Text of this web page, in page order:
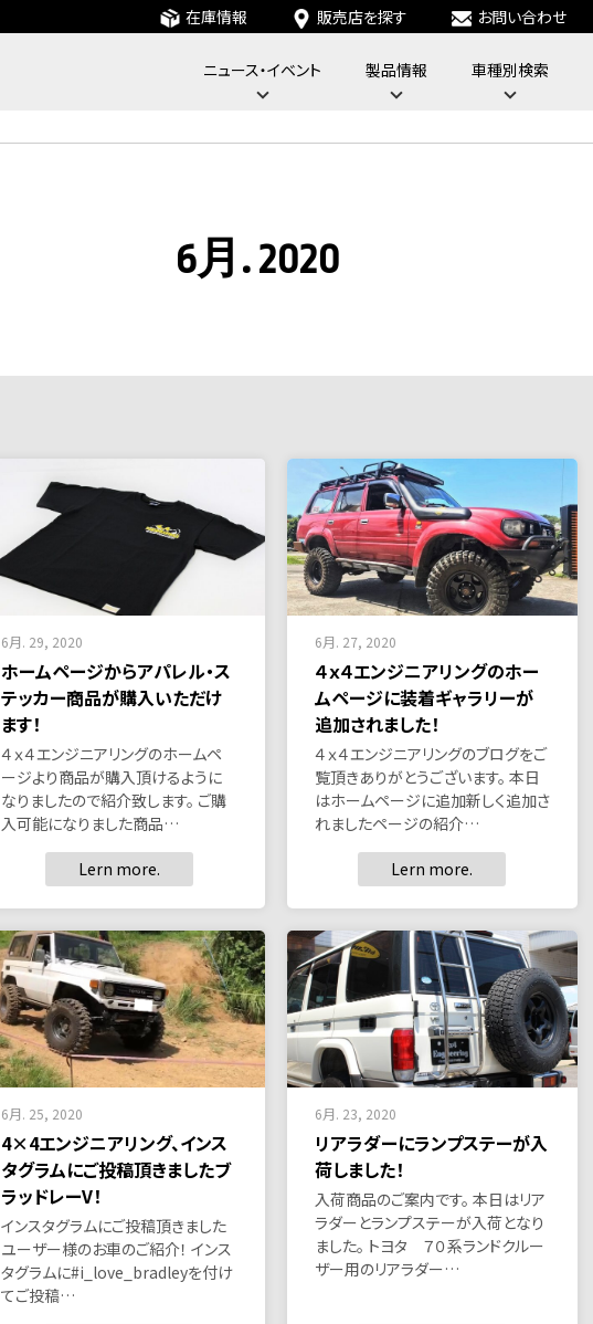
ニュース・イベント 製品情報 車種別検索
在庫情報 販売店を探す お問い合わせ
6月. 2020
6月. 29, 2020
ホームページからアパレル・ス
テッカー商品が購入いただけ
ます！
４ｘ４エンジニアリングのホームペ
ージより商品が購入頂けるように
なりましたので紹介致します。 ご購
入可能になりました商品…
Lern more.
6月. 27, 2020
４ｘ４エンジニアリングのホー
ムページに装着ギャラリーが
追加されました！
４ｘ４エンジニアリングのブログをご
覧頂きありがとうございます。 本日
はホームページに追加新しく追加さ
れましたページの紹介…
Lern more.
6月. 25, 2020
4×4エンジニアリング、インス
タグラムにご投稿頂きましたブ
ラッドレーV！
インスタグラムにご投稿頂きました
ユーザー様のお車のご紹介！ インス
タグラムに#i_love_bradleyを付け
てご投稿…
6月. 23, 2020
リアラダーにランプステーが入
荷しました！
入荷商品のご案内です。 本日はリア
ラダーとランプステーが入荷となり
ました。 トヨタ ７０系ランドクルー
ザー用のリアラダー…